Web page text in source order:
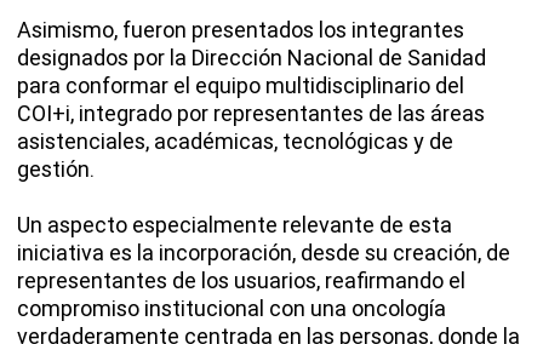
Asimismo, fueron presentados los integrantes
designados por la Dirección Nacional de Sanidad
para conformar el equipo multidisciplinario del
COI+i, integrado por representantes de las áreas
asistenciales, académicas, tecnológicas y de
gestión.
Un aspecto especialmente relevante de esta
iniciativa es la incorporación, desde su creación, de
representantes de los usuarios, reafirmando el
compromiso institucional con una oncología
verdaderamente centrada en las personas, donde la